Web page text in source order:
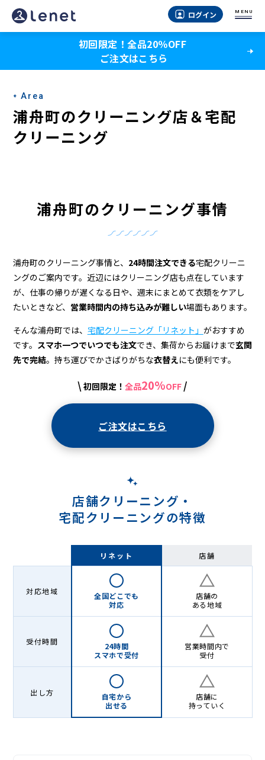
浦
舟
の
ク
リ
ー
宅
配
ク
リ
ー
ログイン MENU
初回限定！全品20％OFF
ご注文はこちら
Area
浦舟町のクリーニング店＆宅配
クリーニング
浦舟町のクリーニング事情
浦舟町のクリーニング事情と、 24時間注文できる宅配クリーニ
ングのご案内です。近辺にはクリーニング店も点在しています
が、仕事の帰りが遅くなる日や、週末にまとめて衣類をケアし
たいときなど、 営業時間内の持ち込みが難しい場面もあります。
そんな浦舟町では、 宅配クリーニング「リネット」 がおすすめ
です。 スマホ一つでいつでも注文でき、集荷からお届けまで玄関
先で完結。持ち運びでかさばりがちな衣替えにも便利です。
\ 初回限定！ 全品20%OFF /
ご注文はこちら
店舗クリーニング・
宅配クリーニングの特徴
リネット 店舗
対応地域
全国どこでも
対応
店舗の
ある地域
受付時間
24時間
スマホで受付
営業時間内で
受付
出し方
自宅から
出せる
店舗に
持っていく